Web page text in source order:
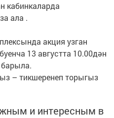
кабинкаларда
ала .
акция узган
13 августта 10.00дән
барыла.
– тикшеренеп торыгыз
и интересным в